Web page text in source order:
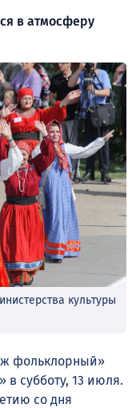
в атмосферу
культуры
фольклорный»
в субботу, 13 июля.
со дня